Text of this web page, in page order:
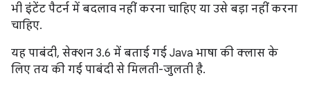
भी इंटेंट पैटर्न में बदलाव नहीं करना चाहिए या उसे बड़ा नहीं करना
चाहिए.
यह पाबंदी, सेक्शन 3.6 में बताई गई Java भाषा की क्लास के
लिए तय की गई पाबंदी से मिलती-जुलती है.